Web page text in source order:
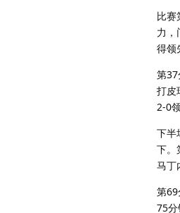
比赛
力，
得领
第
打皮
2-0
下半
下。
马丁
第
75